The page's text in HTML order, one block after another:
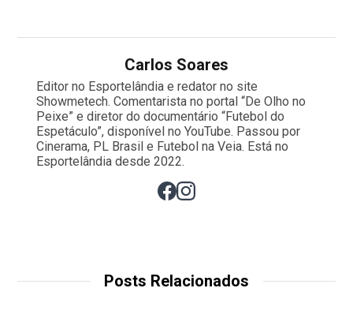
Carlos Soares
Editor no Esportelândia e redator no site
Showmetech. Comentarista no portal “De Olho no
Peixe” e diretor do documentário “Futebol do
Espetáculo”, disponível no YouTube. Passou por
Cinerama, PL Brasil e Futebol na Veia. Está no
Esportelândia desde 2022.
Posts Relacionados